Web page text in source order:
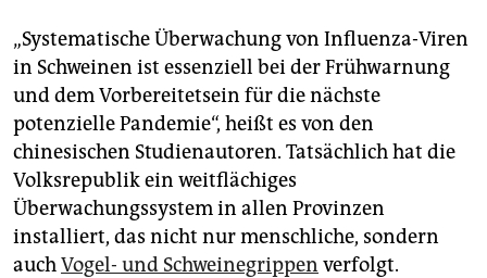
„Systematische Überwachung von Influenza-Viren
in Schweinen ist essenziell bei der Frühwarnung
und dem Vorbereitetsein für die nächste
potenzielle Pandemie“, heißt es von den
chinesischen Studienautoren. Tatsächlich hat die
Volksrepublik ein weitflächiges
Überwachungssystem in allen Provinzen
installiert, das nicht nur menschliche, sondern
auchVogel- und Schweinegrippen verfolgt.